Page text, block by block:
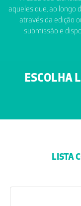
aqueles que, ao longo
através da edição
submissão e
ESCOLHA
LISTA